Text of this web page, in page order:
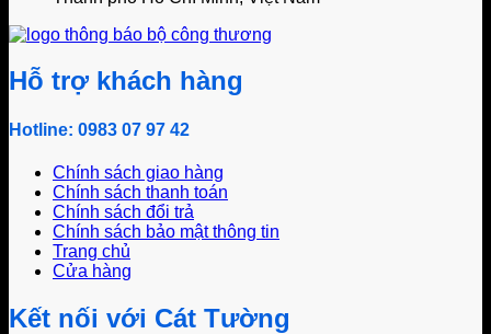
Hỗ trợ khách hàng
Hotline: 0983 07 97 42
Chính sách giao hàng
Chính sách thanh toán
Chính sách đổi trả
Chính sách bảo mật thông tin
Trang chủ
Cửa hàng
Kết nối với Cát Tường